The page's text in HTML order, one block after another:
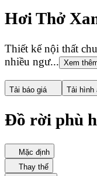
Hơi Thở
Thiết kế nội thất
nhiều ngư... Xem
Tải báo giá Tải hình
Đồ rời phù
Mặc định
Thay thế